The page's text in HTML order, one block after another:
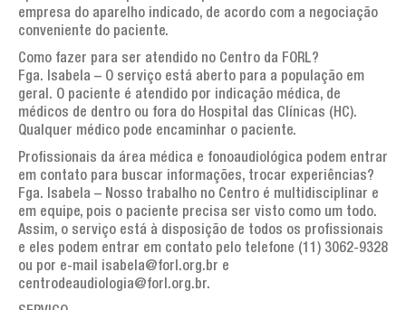
empresa do aparelho indicado, de acordo com a negociação
conveniente do paciente.
Como fazer para ser atendido no Centro da FORL?
Fga. Isabela – O serviço está aberto para a população em
geral. O paciente é atendido por indicação médica, de
médicos de dentro ou fora do Hospital das Clínicas (HC).
Qualquer médico pode encaminhar o paciente.
Profissionais da área médica e fonoaudiológica podem entrar
em contato para buscar informações, trocar experiências?
Fga. Isabela – Nosso trabalho no Centro é multidisciplinar e
em equipe, pois o paciente precisa ser visto como um todo.
Assim, o serviço está à disposição de todos os profissionais
e eles podem entrar em contato pelo telefone (11) 3062-9328
ou por e-mail isabela@forl.org.br e
centrodeaudiologia@forl.org.br.